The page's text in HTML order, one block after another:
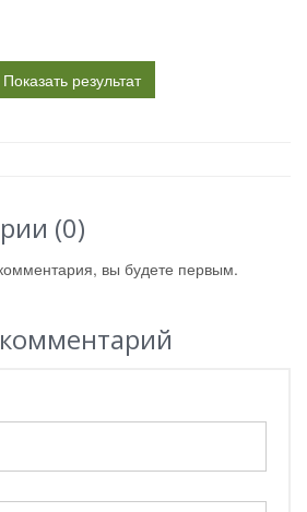
Показать результат
(0)
вы будете первым.